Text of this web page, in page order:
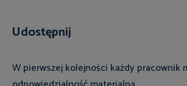
W pierwszej kolejności każdy pracownik
Udostępnij